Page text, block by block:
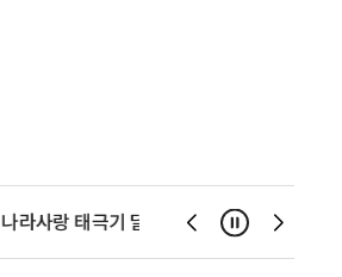
나라사랑 태극기 달기 운동 천사운동
슬
라
슬
라
일시정지